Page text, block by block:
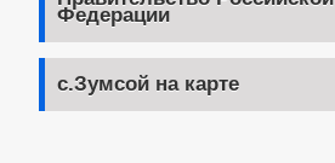
Федерации
с.Зумсой на карте